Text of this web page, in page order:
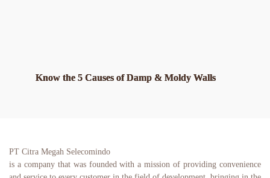
Know the 5 Causes of Damp & Moldy Walls
PT Citra Megah Selecomindo
is a company that was founded with a mission of providing convenience